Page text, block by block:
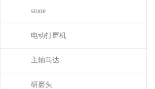
stone
电动打磨机
主轴马达
研磨头